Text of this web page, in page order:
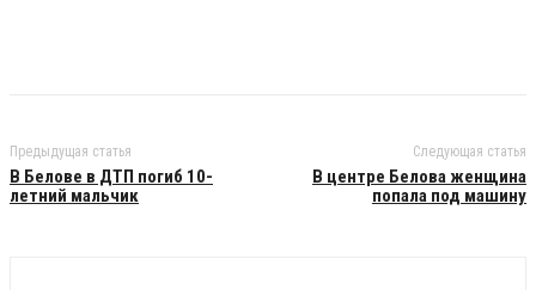
Предыдущая статья
В Белове в ДТП погиб 10-
летний мальчик
Следующая статья
В центре Белова женщина
попала под машину